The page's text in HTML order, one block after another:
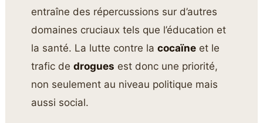
entraîne des répercussions sur d’autres
domaines cruciaux tels que l’éducation et
la santé. La lutte contre lacocaïne et le
trafic dedrogues est donc une priorité,
non seulement au niveau politique mais
aussi social.